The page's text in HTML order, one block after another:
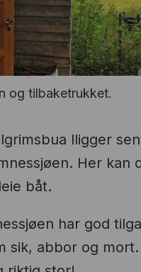
og tilbaketrukket.
lligger
Her kan
båt.
har god
sik, abbor og